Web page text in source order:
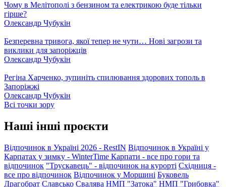
Чому в Мелітополі з бензином та електрикою буде тільки
гірше?
Олександр Чубукін
Безперевна тривога, якої тепер не чути… Нові загрози та
виклики для запоріжців
Олександр Чубукін
Регіна Харченко, зупиніть спилювання здорових тополь в
Запоріжжі
Олександр Чубукін
Всі точки зору
Наші інші проєкти
Відпочинок в Україні 2026 - RestIN Відпочинок в Україні у
Карпатах у зимку - WinterTime Карпати - все про гори та
відпочинок "Трускавець" - відпочинок на курорті Східниця -
все про відпочинок Відпочинок у Моршині Буковель
Драгобрат Славсько Свалява НМП "Затока" НМП "Грибовка"